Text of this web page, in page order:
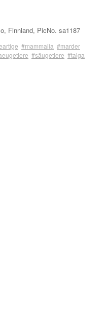
Finnland, PicNo. sa1187
#mammalia #marder
#säugetiere #taiga